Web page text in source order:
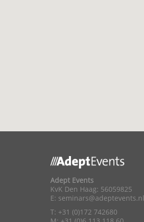
Adept Events
KvK Den Haag: 56059825
E: seminars@adeptevents.nl
T: +31 (0)172 742680